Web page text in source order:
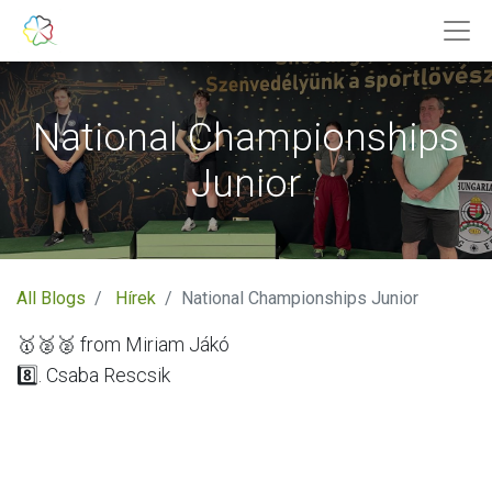
National Championships
Junior
All Blogs Hírek National Championships Junior
🥇🥈🥈 from Miriam Jákó
8️⃣. Csaba Rescsik